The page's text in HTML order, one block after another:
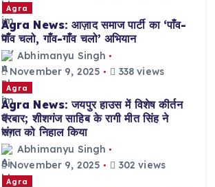
Agra
Agra News: आज़ाद समाज पार्टी का ‘पाँव-
पाँव चलो, गाँव-गाँव चलो’ अभियान
Abhimanyu Singh
November 9, 2025
338 views
Agra
Agra News: जयपुर हाउस में विशेष कीर्तन
दरबार; शीशगंज साहिब के रागी मीत सिंह ने
संगत को निहाल किया
Abhimanyu Singh
November 9, 2025
302 views
Agra